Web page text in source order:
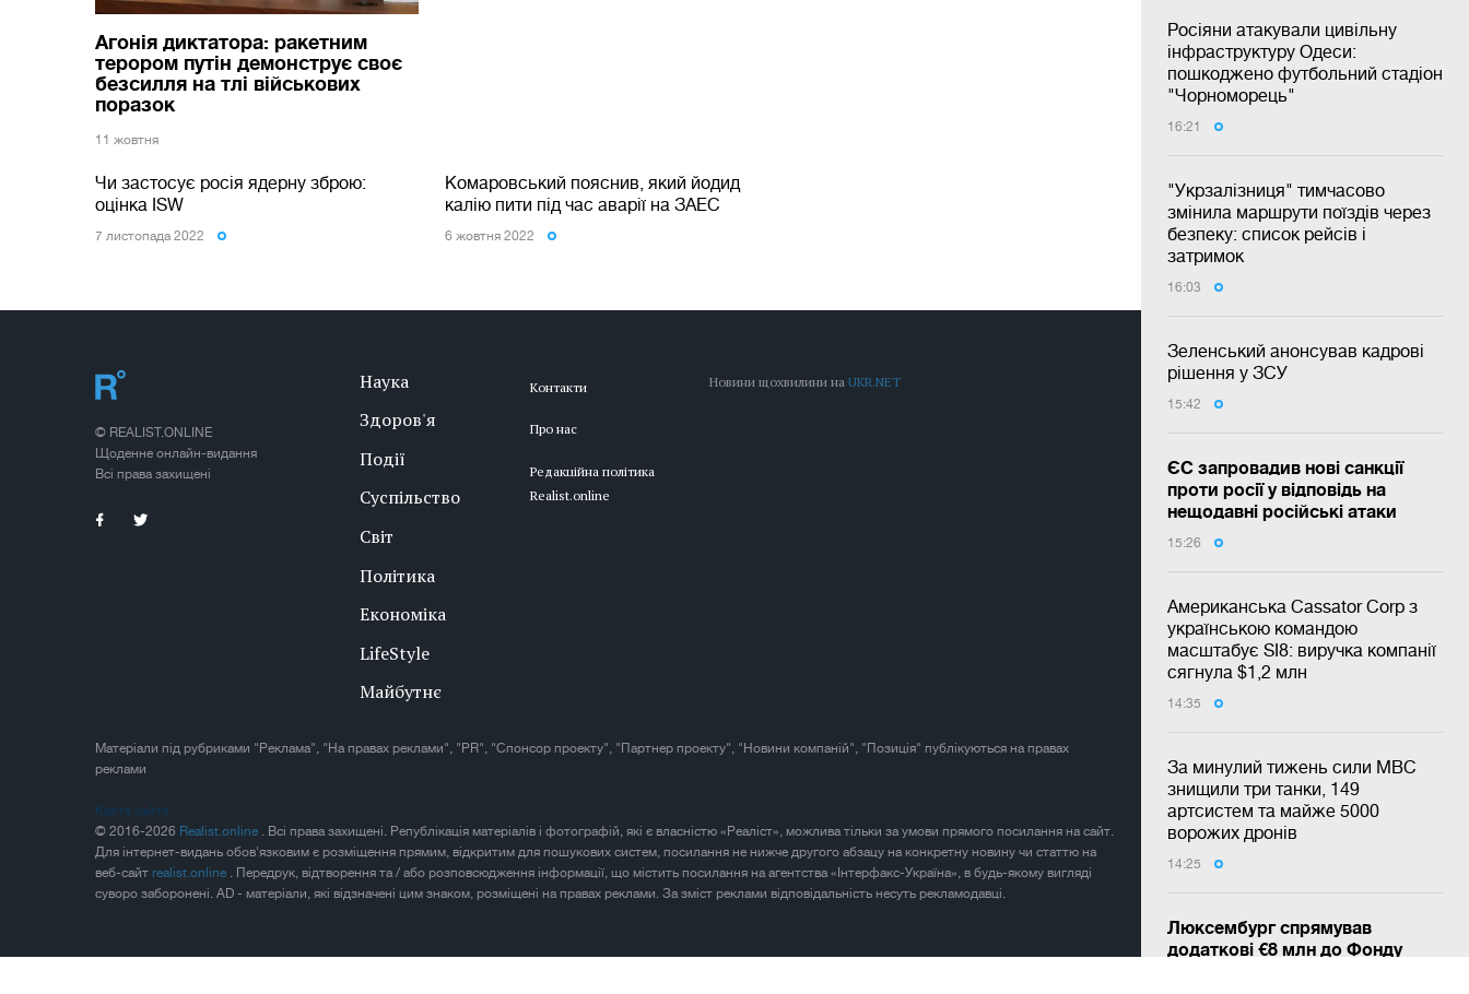
Росіяни атакували цивільну
інфраструктуру Одеси:
пошкоджено футбольний стадіон
"Чорноморець"
16:21
"Укрзалізниця" тимчасово
змінила маршрути поїздів через
безпеку: список рейсів і
затримок
16:03
Зеленський анонсував кадрові
рішення у ЗСУ
15:42
ЄС запровадив нові санкції
проти росії у відповідь на
нещодавні російські атаки
15:26
Американська Cassator Corp з
українською командою
масштабує SI8: виручка компанії
сягнула $1,2 млн
14:35
За минулий тижень сили МВС
знищили три танки, 149
артсистем та майже 5000
ворожих дронів
14:25
Люксембург спрямував
додаткові €8 млн до Фонду
Агонія диктатора: ракетним
терором путін демонструє своє
безсилля на тлі військових
поразок
11 жовтня
Чи застосує росія ядерну зброю:
оцінка ISW
7 листопада 2022
Комаровський пояснив, який йодид
калію пити під час аварії на ЗАЕС
6 жовтня 2022
© REALIST.ONLINE
Щоденне онлайн-видання
Всі права захищені
Наука
Здоров'я
Події
Суспільство
Світ
Політика
Економіка
LifeStyle
Майбутнє
Контакти
Про нас
Редакційна політика
Realist.online
Новини щохвилини наUKR.NET
Матеріали під рубриками "Реклама", "На правах реклами", "PR", "Спонсор проекту", "Партнер проекту", "Новини компаній", "Позиція" публікуються на правах
реклами
Карта сайта
© 2016-2026 Realist.online . Всі права захищені. Републікація матеріалів і фотографій, які є власністю «Реаліст», можлива тільки за умови прямого посилання на сайт.
Для інтернет-видань обов'язковим є розміщення прямим, відкритим для пошукових систем, посилання не нижче другого абзацу на конкретну новину чи статтю на
веб-сайтrealist.online . Передрук, відтворення та / або розповсюдження інформації, що містить посилання на агентства «Інтерфакс-Україна», в будь-якому вигляді
суворо заборонені. AD - матеріали, які відзначені цим знаком, розміщені на правах реклами. За зміст реклами відповідальність несуть рекламодавці.